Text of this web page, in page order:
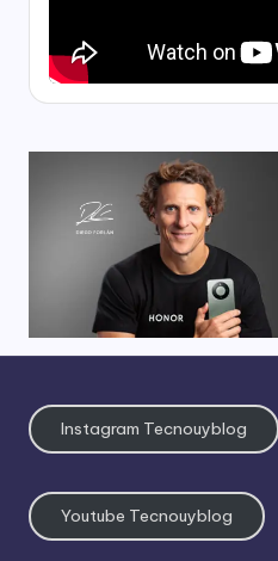
Instagram Tecnouyblog
Youtube Tecnouyblog